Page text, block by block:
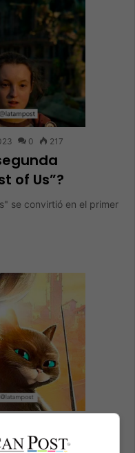
0 217
of Us”?
se convirtió en el primer
2”: El